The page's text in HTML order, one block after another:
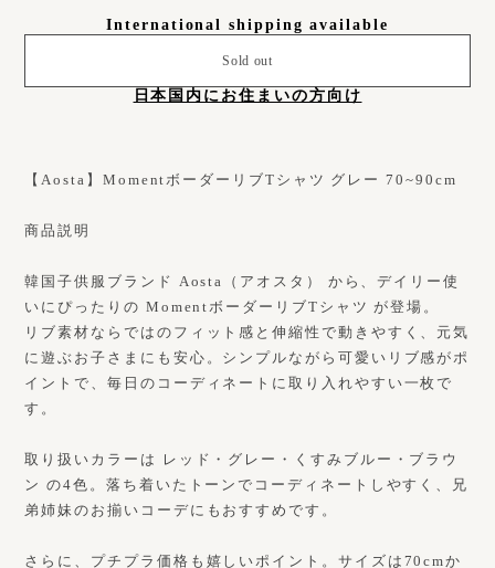
International shipping available
Sold out
日本国内にお住まいの方向け
【Aosta】MomentボーダーリブTシャツ グレー 70~90cm
商品説明
韓国子供服ブランド Aosta（アオスタ） から、デイリー使
いにぴったりの MomentボーダーリブTシャツ が登場。
リブ素材ならではのフィット感と伸縮性で動きやすく、元気
に遊ぶお子さまにも安心。シンプルながら可愛いリブ感がポ
イントで、毎日のコーディネートに取り入れやすい一枚で
す。
取り扱いカラーは レッド・グレー・くすみブルー・ブラウ
ン の4色。落ち着いたトーンでコーディネートしやすく、兄
弟姉妹のお揃いコーデにもおすすめです。
さらに、プチプラ価格も嬉しいポイント。サイズは70cmか